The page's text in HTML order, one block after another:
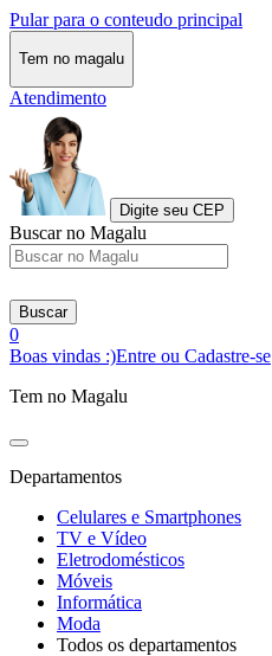
Pular para o conteudo principal
Tem no magalu
Atendimento
Digite seu CEP
Buscar no Magalu
Buscar
0
Boas vindas :)Entre ou Cadastre-se
Tem no Magalu
Departamentos
Celulares e Smartphones
TV e Vídeo
Eletrodomésticos
Móveis
Informática
Moda
Todos os departamentos